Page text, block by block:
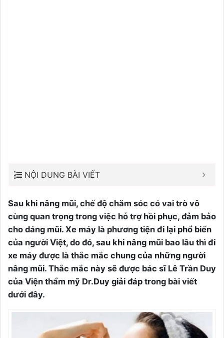
NỘI DUNG BÀI VIẾT
Sau khi nâng mũi, chế độ chăm sóc có vai trò vô
cùng quan trọng trong việc hỗ trợ hồi phục, đảm bảo
cho dáng mũi. Xe máy là phương tiện đi lại phổ biến
của người Việt, do đó, sau khi nâng mũi bao lâu thì đi
xe máy được là thắc mắc chung của những người
nâng mũi. Thắc mắc này sẽ được bác sĩ Lê Trần Duy
của Viện thẩm mỹ Dr.Duy giải đáp trong bài viết
dưới đây.